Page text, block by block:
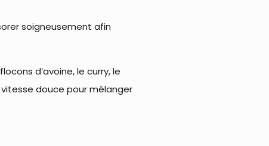
soigneusement afin
d’avoine, le curry, le
douce pour mélanger